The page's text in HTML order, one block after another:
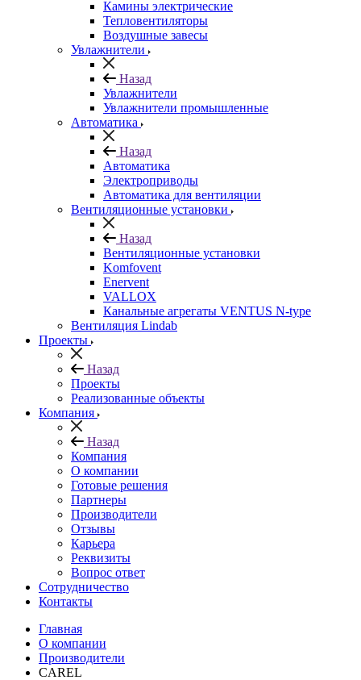
Камины электрические
Тепловентиляторы
Воздушные завесы
Увлажнители
Назад
Увлажнители
Увлажнители промышленные
Автоматика
Назад
Автоматика
Электроприводы
Автоматика для вентиляции
Вентиляционные установки
Назад
Вентиляционные установки
Komfovent
Enervent
VALLOX
Канальные агрегаты VENTUS N-type
Вентиляция Lindab
Проекты
Назад
Проекты
Реализованные объекты
Компания
Назад
Компания
О компании
Готовые решения
Партнеры
Производители
Отзывы
Карьера
Реквизиты
Вопрос ответ
Сотрудничество
Контакты
Главная
О компании
Производители
CAREL